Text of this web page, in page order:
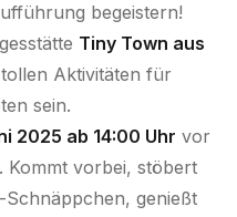
begeistern!
Tiny Town aus
Aktivitäten für
sein.
2025 ab 14:00 Uhr vor
Kommt vorbei, stöbert
Schnäppchen, genießt